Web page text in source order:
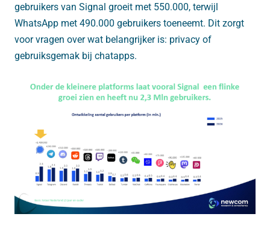
gebruikers van Signal groeit met 550.000, terwijl
WhatsApp met 490.000 gebruikers toeneemt. Dit zorgt
voor vragen over wat belangrijker is: privacy of
gebruiksgemak bij chatapps.